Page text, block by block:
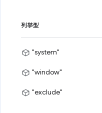
列挙型
"system"
"window"
"exclude"